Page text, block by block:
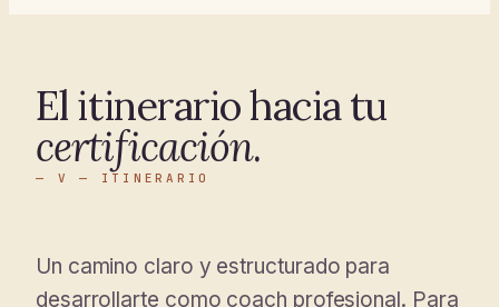
El itinerario hacia tu
certificación.
— V — ITINERARIO
Un camino claro y estructurado para
desarrollarte como coach profesional. Para